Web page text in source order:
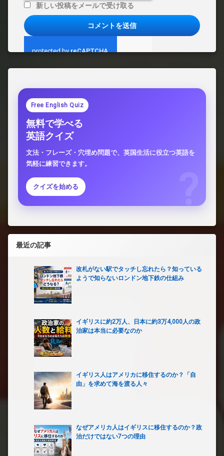
新しい投稿をメールで受け取る
Free English Quiz
無料で学べる
英語クイズ
文法・フレーズ・穴埋め問題で、英国生活に役立つ英語を
気軽に練習できます。
クイズを始める
最近の記事
改札がない駅でタッチし忘れたら？知っている
ようで知らないロンドン地下鉄の仕組み
イギリスに約2万人、日本に約3万4,000人の政
治家は本当に必要なのか
イギリス人はアメリカに移住するのか？「自
由」を求めて海を渡る人々
なぜアメリカ人はイギリスに移住するのか？政
治だけではない7つの理由